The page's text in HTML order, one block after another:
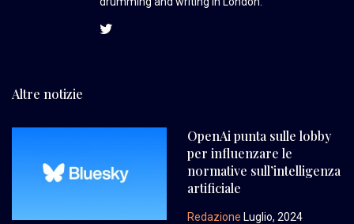
Altre notizie
OpenAi punta sulle lobby
per influenzare le
normative sull’intelligenza
artificiale
Redazione Luglio, 2024